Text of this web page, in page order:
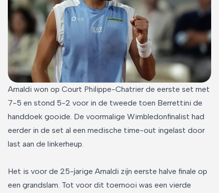
Arnaldi won op Court Philippe-Chatrier de eerste set met
7-5 en stond 5-2 voor in de tweede toen Berrettini de
handdoek gooide. De voormalige Wimbledonfinalist had
eerder in de set al een medische time-out ingelast door
last aan de linkerheup.
Het is voor de 25-jarige Arnaldi zijn eerste halve finale op
een grandslam. Tot voor dit toernooi was een vierde